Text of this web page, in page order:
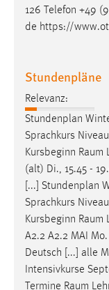
126 Telefon +49
de https://
Stundenpläne
Relevanz:
Stundenplan
Sprachkurs
Kursbeginn Raum
(alt) Di., 15.45 -
[...] Stundenplan
Sprachkurs
Kursbeginn Raum
A2.2 A2.2 MAI
Deutsch [...] alle
Intensivkurse
Termine Raum